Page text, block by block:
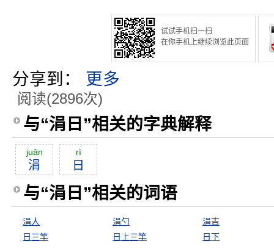
试试手机扫一扫
在你手机上继续浏览此页面
分享到： 更多
阅读(2896次)
与“涓日”相关的字典解释
juān
涓
rì
日
与“涓日”相关的词语
涓人 涓勺
涓吉
日三竿
日上三竿 日下